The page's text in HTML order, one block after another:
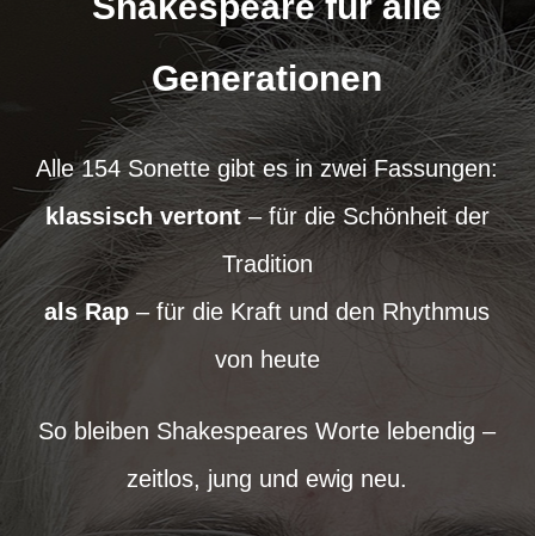
Generationen
Alle 154 Sonette gibt es in zwei Fassungen:
klassisch vertont– für die Schönheit der
Tradition
als Rap – für die Kraft und den Rhythmus
von heute
So bleiben Shakespeares Worte lebendig –
zeitlos, jung und ewig neu.